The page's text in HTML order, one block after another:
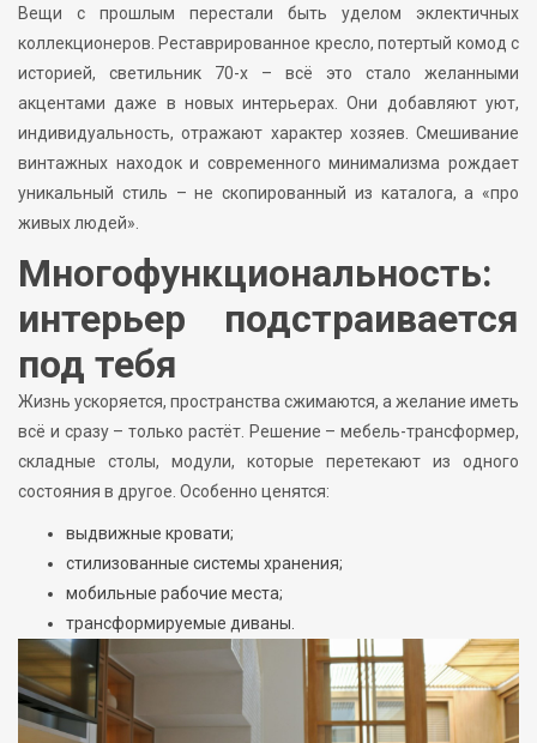
Вещи с прошлым перестали быть уделом эклектичных
коллекционеров. Реставрированное кресло, потертый комод с
историей, светильник 70-х – всё это стало желанными
акцентами даже в новых интерьерах. Они добавляют уют,
индивидуальность, отражают характер хозяев. Смешивание
винтажных находок и современного минимализма рождает
уникальный стиль – не скопированный из каталога, а «про
живых людей».
Многофункциональность:
интерьер подстраивается
под тебя
Жизнь ускоряется, пространства сжимаются, а желание иметь
всё и сразу – только растёт. Решение – мебель-трансформер,
складные столы, модули, которые перетекают из одного
состояния в другое. Особенно ценятся:
выдвижные кровати;
стилизованные системы хранения;
мобильные рабочие места;
трансформируемые диваны.